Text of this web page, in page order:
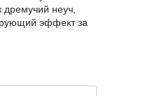
дремучий неуч,
эффект за